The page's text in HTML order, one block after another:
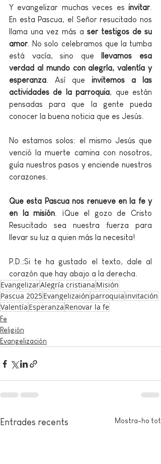
Y evangelizar muchas veces es invitar
En esta Pascua, el Señor resucitado nos
llama una vez más a ser testigos de su
amor . No solo celebramos que la tumba
está vacía, sino que
llevamos esa
verdad al mundo con alegría, valentía y
esperanza . Así que invitemos a las
actividades de la parroquia, que están
pensadas para que la gente pueda
conocer la buena noticia que es Jesús.
No estamos solos: el mismo Jesús que
venció la muerte camina con nosotros,
guía nuestros pasos y enciende nuestros
corazones.
Que esta Pascua nos renueve en la fe y
en la misión . ¡Que el gozo de Cristo
Resucitado sea nuestra fuerza para
llevar su luz a quien más la necesita!
P.D.:Si te ha gustado el texto, dale al
corazón que hay abajo a la derecha.
EvangelizarAlegría cristiana Misión
Pascua 2025Evangelizaión parroquia invitación
Valentía Esperanza Renovar la fe
Fe
Religión
Evangelización
Entrades recents Mostra-ho tot